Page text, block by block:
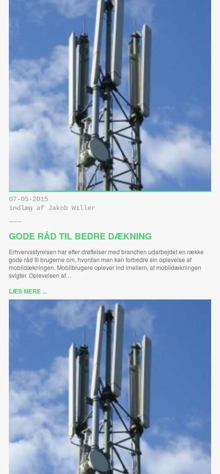
07-05-2015
indlæg af Jakob Willer
GODE RÅD TIL BEDRE DÆKNING
Erhvervsstyrelsen har efter drøftelser med branchen udarbejdet en række
gode råd til brugerne om, hvordan man kan forbedre sin oplevelse af
mobildækningen. Mobilbrugere oplever ind imellem, at mobildækningen
svigter. Oplevelsen af…
LÆS MERE ...